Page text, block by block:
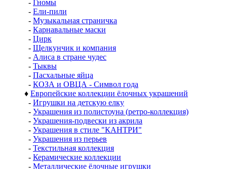
- Гномы
- Ели-пили
- Музыкальная страничка
- Карнавальные маски
- Цирк
- Щелкунчик и компания
- Алиса в стране чудес
- Тыквы
- Пасхальные яйца
- КОЗА и ОВЦА - Символ года
♦ Европейские коллекции ёлочных украшений
- Игрушки на детскую елку
- Украшения из полистоуна (ретро-коллекция)
- Украшения-подвески из акрила
- Украшения в стиле "КАНТРИ"
- Украшения из перьев
- Текстильная коллекция
- Керамические коллекции
- Металлические ёлочные игрушки